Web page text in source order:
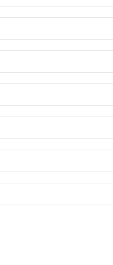
di Tako Tsubo
lunga durata
il numero di
o un
di un'arteria
non risultano
essere:
non è chiara. Si
il cuore di
non è del
struttura del
intenso.
somma di denaro
Tsubo includono:
maggiore nelle
, persone che hanno
per accertarla
cardiache.
eventuali irregolarità
strumento che
la cura della
a quella utilizzata per
sindrome di Tako
gli inibitori
del cuore e a
primo episodio, non
che bloccano gli
prevenire la
ed emotivo. Sono
School.